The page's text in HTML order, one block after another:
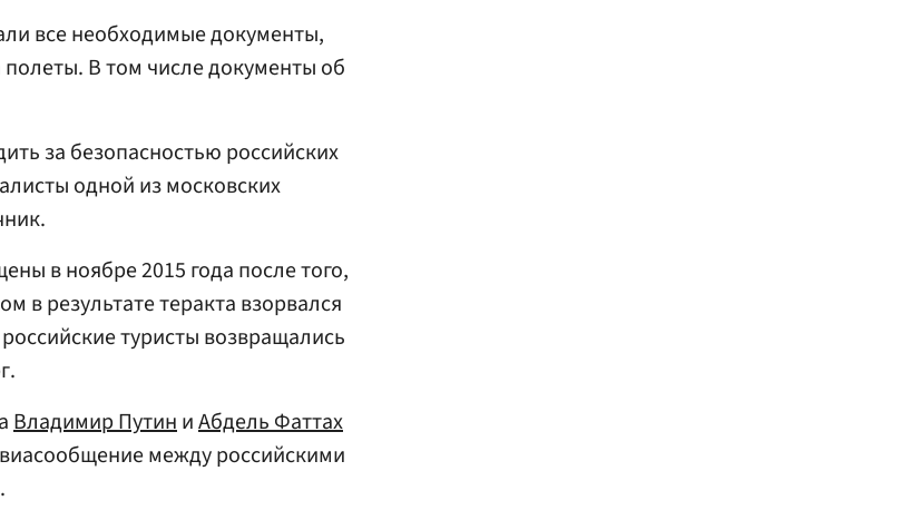
все необходимые документы,
В том числе документы об
за безопасностью российских
одной из московских
в ноябре 2015 года после того,
в результате теракта взорвался
туристы возвращались
Владимир ПутиниАбдель Фаттах
между российскими